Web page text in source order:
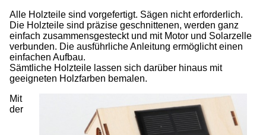
Alle Holzteile sind vorgefertigt. Sägen nicht erforderlich.
Die Holzteile sind präzise geschnittenen, werden ganz
einfach zusammensgesteckt und mit Motor und Solarzelle
verbunden. Die ausführliche Anleitung ermöglicht einen
einfachen Aufbau.
Sämtliche Holzteile lassen sich darüber hinaus mit
geeigneten Holzfarben bemalen.
Mit
der